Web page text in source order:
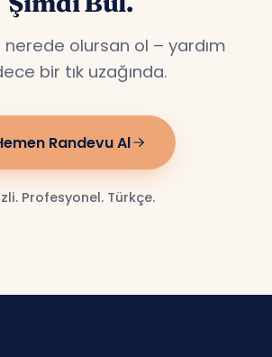
nerede olursan ol – yardım
bir tık uzağında.
Randevu Al
Profesyonel. Türkçe.